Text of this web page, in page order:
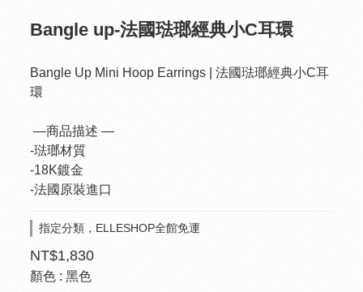
Bangle up-法國琺瑯經典小C耳環
Bangle Up Mini Hoop Earrings | 法國琺瑯經典小C耳
環
—商品描述 —
-琺瑯材質
-18K鍍金
-法國原裝進口
指定分類，ELLESHOP全館免運
NT$1,830
顏色 : 黑色